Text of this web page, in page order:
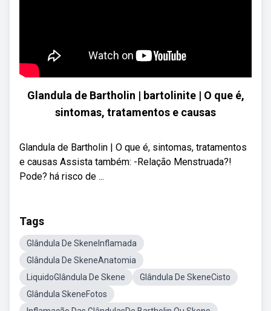
Glandula de Bartholin | bartolinite | O que é,
sintomas, tratamentos e causas
Glandula de Bartholin | O que é, sintomas, tratamentos
e causas Assista também: -Relação Menstruada?!
Pode? há risco de ...
Tags
Glândula De SkeneInflamada
Glândula De SkeneAnatomia
LiquidoGlândula De Skene
Glândula De SkeneCisto
Glândula SkeneFotos